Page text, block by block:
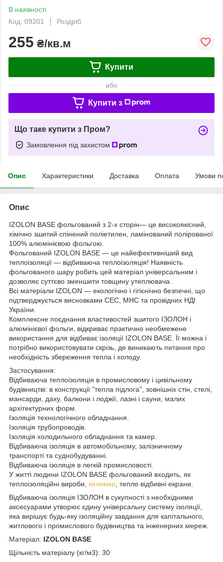
В наявності
Код: 09201
Роздріб
255 ₴/кв.м
Купити
або
Купити з
Що таке купити з Пром?
Замовлення під захистом
Опис Характеристики Доставка Оплата Умови
Опис
IZOLON BASE фольгований з 2-х сторін― це високоякісний,
хімічно зшитий спінений поліетилен, ламінований полірованої
100% алюмінієвою фольгою.
Фольгований IZOLON BASE ― це найефективніший вид
теплоізоляції ― відбиваюча теплоізоляція! Наявність
фольгованого шару робить цей матеріал універсальним і
дозволяє суттєво зменшити товщину утеплювача.
Всі матеріали IZOLON ― екологічно і гігієнічно безпечні, що
підтверджується висновками СЕС, МНС та провідних НДІ
України.
Комплексне поєднання властивостей зшитого ІЗОЛОН і
алюмінієвої фольги, відкриває практично необмежене
використання для відбиває ізоляції IZOLON BASE. Її можна і
потрібно використовувати скрізь, де виникають питання про
необхідність збереження тепла і холоду.
Застосування:
Відбиваюча теплоізоляція в промисловому і цивільному
будівництві: в конструкції "тепла підлога", зовнішніх стін, стелі,
мансарди, даху, балкони і лоджії, лазні і сауни, малих
архітектурних форм.
Ізоляція технологічного обладнання.
Ізоляція трубопроводів.
Ізоляція холодильного обладнання та камер.
Відбиваюча ізоляція в автомобільному, залізничному
транспорті та суднобудуванні.
Відбиваюча ізоляція в легкій промисловості.
У житті людини IZOLON BASE фольгований входить, як
теплоізоляційні вироби, килимки , тепло відбивні екрани.
Відбиваюча ізоляція ІЗОЛОН в сукупності з необхідними
аксесуарами утворює єдину універсальну систему ізоляції,
яка вирішує будь-яку ізоляційну завдання для капітального,
житлового і промислового будівництва та інженерних мереж.
Матеріал: IZOLON BASE
Щільність матеріалу (кг/м3): 30